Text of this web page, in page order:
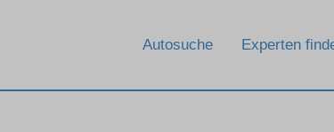
Autosuche Experten